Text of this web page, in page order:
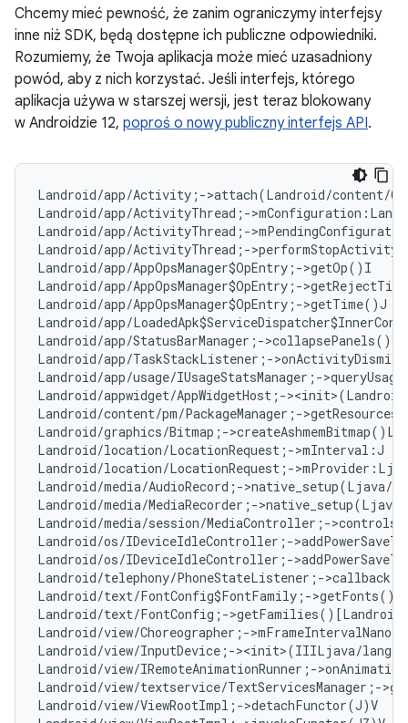
Chcemy mieć pewność, że zanim ograniczymy interfejsy
inne niż SDK, będą dostępne ich publiczne odpowiedniki.
Rozumiemy, że Twoja aplikacja może mieć uzasadniony
powód, aby z nich korzystać. Jeśli interfejs, którego
aplikacja używa w starszej wersji, jest teraz blokowany
w Androidzie 12, poproś o nowy publiczny interfejs API.
Landroid/app/Activity;->attach(Landroid/content/
Landroid/app/ActivityThread;-
Landroid/app/ActivityThread;-
Landroid/app/ActivityThread;-
Landroid/app/AppOpsManager$OpEntry;->getOp()I
Landroid/app/AppOpsManager$OpEntry;-
Landroid/app/AppOpsManager$OpEntry;->getTime()J
Landroid/app/
Landroid/app/StatusBarManager;->collapsePanels()V
Landroid/app/TaskStackListener;-
Landroid/app/usage/IUsageStatsManager;-
Landroid/appwidget/AppWidgetHost;-
Landroid/content/pm/PackageManager;-
Landroid/graphics/Bitmap;-
Landroid/location/LocationRequest;->mInterval:J
Landroid/location/LocationRequest;-
Landroid/media/AudioRecord;-
Landroid/media/MediaRecorder;-
Landroid/media/session/MediaController;-
Landroid/os/IDeviceIdleController;-
Landroid/os/IDeviceIdleController;-
Landroid/telephony/PhoneStateListener;-
Landroid/text/FontConfig$FontFamily;-
Landroid/text/FontConfig;-
Landroid/view/Choreographer;-
Landroid/view/InputDevice;-><init>(IIILjava/lang/
Landroid/view/IRemoteAnimationRunner;-
Landroid/view/textservice/TextServicesManager;-
Landroid/view/ViewRootImpl;->detachFunctor(J)V